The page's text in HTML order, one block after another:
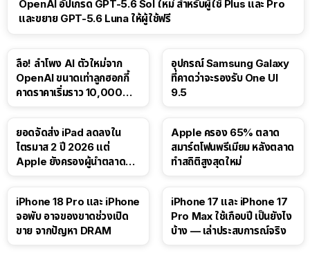
OpenAI อัปเกรด GPT-5.6 Sol ใหม่ สำหรับผู้ใช้ Plus และ Pro
และขยาย GPT-5.6 Luna ให้ผู้ใช้ฟรี
ลือ! ลำโพง AI ตัวใหม่จาก
OpenAI ขนาดเท่าลูกฮอกกี้
คาดราคาเริ่มราว 10,000
อุปกรณ์ Samsung Galaxy
ที่คาดว่าจะรองรับ One UI
9.5
ยอดจัดส่ง iPad ลดลงใน
ไตรมาส 2 ปี 2026 แต่
Apple ยังครองผู้นำตลาด
Apple ครอง 65% ตลาด
สมาร์ตโฟนพรีเมียม หลังตลาด
ทำสถิติสูงสุดใหม่
iPhone 18 Pro และ iPhone
จอพับ อาจของขาดช่วงเปิด
ขาย จากปัญหา DRAM
41:47
iPhone 17 และ iPhone 17
Pro Max ใช้เกือบปี เป็นยังไง
บ้าง — เล่าประสบการณ์จริง